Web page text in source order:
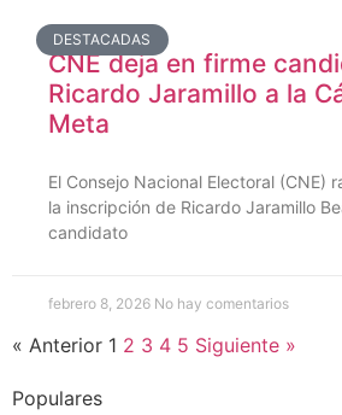
DESTACADAS
CNE deja en firme
Ricardo Jaramillo a la
Meta
El Consejo Nacional Electoral (CNE)
la inscripción de Ricardo Jaramillo
candidato
febrero 8, 2026 No hay comentarios
« Anterior 1 2 3 4 5 Siguiente »
Populares